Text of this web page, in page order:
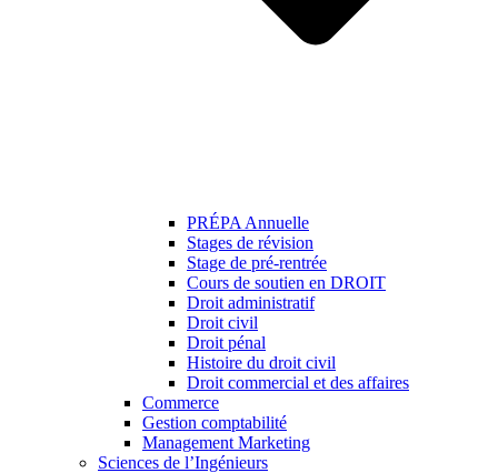
PRÉPA Annuelle
Stages de révision
Stage de pré-rentrée
Cours de soutien en DROIT
Droit administratif
Droit civil
Droit pénal
Histoire du droit civil
Droit commercial et des affaires
Commerce
Gestion comptabilité
Management Marketing
Sciences de l’Ingénieurs